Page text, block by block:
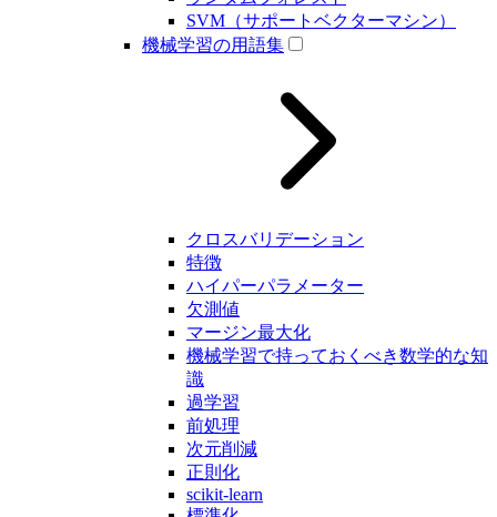
SVM（サポートベクターマシン）
機械学習の用語集
クロスバリデーション
特徴
ハイパーパラメーター
欠測値
マージン最大化
機械学習で持っておくべき数学的な知
識
過学習
前処理
次元削減
正則化
scikit-learn